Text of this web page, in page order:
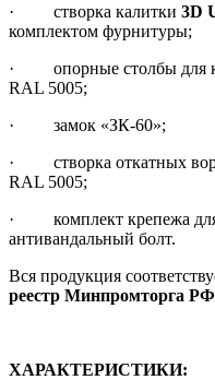
· створка калитки 3D
комплектом фурнитуры;
· опорные столбы для
RAL 5005;
· замок «ЗК-60»;
· створка откатных
RAL 5005;
· комплект крепежа для
антивандальный болт.
Вся продукция
реестр Минпромторга РФ
ХАРАКТЕРИСТИКИ: